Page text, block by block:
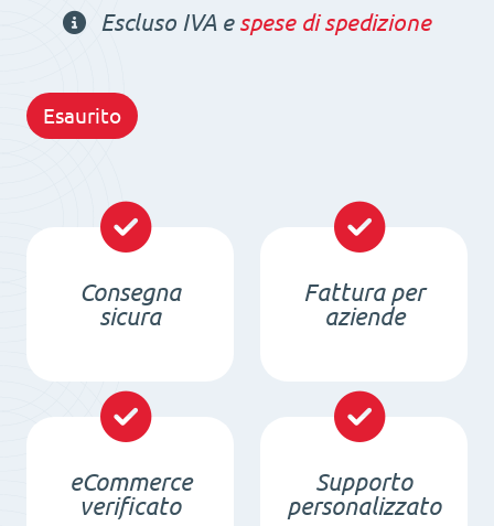
Escluso IVA e spese di spedizione
Esaurito
Consegna
sicura
Fattura per
aziende
eCommerce
verificato
Supporto
personalizzato